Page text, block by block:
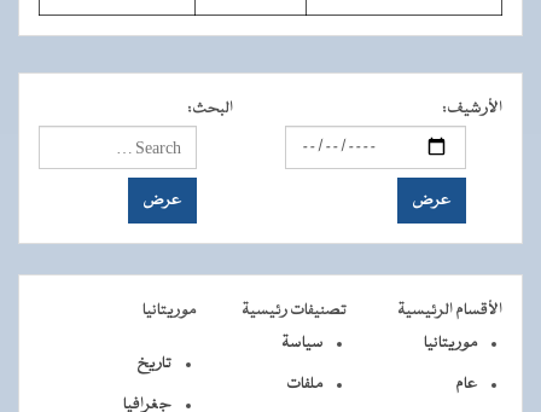
الأرشيف: البحث:
الأقسام الرئيسية تصنيفات رئيسية
موريتانيا
موريتانيا
عام
سياسة
ملفات
تاريخ
جغرافيا